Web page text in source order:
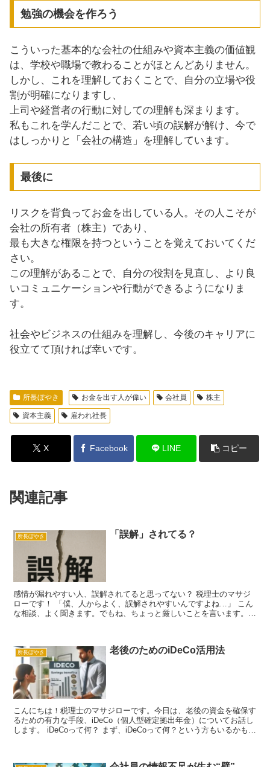
勉強の機会を作ろう
こういった基本的な会社の仕組みや資本主義の価値観
は、学校や職場で教わることがほとんどありません。
しかし、これを理解しておくことで、自分の立場や役
割が明確になりますし、
上司や経営者の行動に対しての理解も深まります。
私もこれを学んだことで、若い頃の誤解が解け、今で
はしっかりと「会社の構造」を理解しています。
最後に
リスクを背負ってお金を出している人。その人こそが
会社の所有者（株主）であり、
最も大きな権限を持つということを覚えておいてくだ
さい。
この理解があることで、自分の役割を見直し、より良
いコミュニケーションや行動ができるようになりま
す。
社会やビジネスの仕組みを理解し、今後のキャリアに
役立てて頂ければ幸いです。
所長ぼやき お金を出す人が偉い 会社員 株主
資本主義 雇われ社長
X Facebook LINE コピー
関連記事
所長ぼやき 「誤解」されてる？
感情が漏れやすい人、誤解されてると思ってない？ 税理士のマサジ
ローです！ 「僕、人からよく、誤解されやすいんですよね…」 こん
な相談、よく聞きます。でもね、ちょっと厳しいことを言います。
所長ぼやき 老後のためのiDeCo活用法
こんにちは！税理士のマサジローです。今日は、老後の資金を確保す
るための有力な手段、iDeCo（個人型確定拠出年金）についてお話し
します。 iDeCoって何？ まず、iDeCoって何？という方もいるかもし